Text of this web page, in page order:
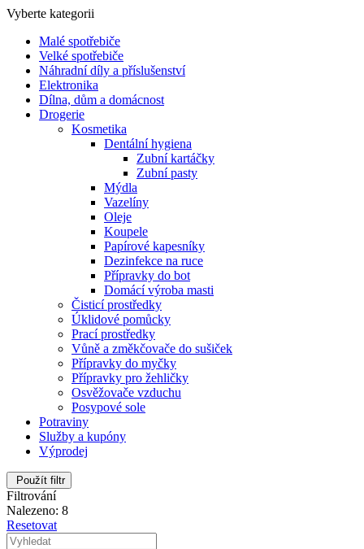
Vyberte kategorii
Malé spotřebiče
Velké spotřebiče
Náhradní díly a příslušenství
Elektronika
Dílna, dům a domácnost
Drogerie
Kosmetika
Dentální hygiena
Zubní kartáčky
Zubní pasty
Mýdla
Vazelíny
Oleje
Koupele
Papírové kapesníky
Dezinfekce na ruce
Přípravky do bot
Domácí výroba masti
Čisticí prostředky
Úklidové pomůcky
Prací prostředky
Vůně a změkčovače do sušiček
Přípravky do myčky
Přípravky pro žehličky
Osvěžovače vzduchu
Posypové sole
Potraviny
Služby a kupóny
Výprodej
Použít filtr
Filtrování
Nalezeno: 8
Resetovat